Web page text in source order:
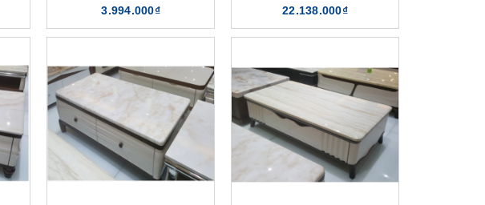
3.994.000₫
22.138.000₫